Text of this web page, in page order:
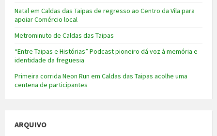
Natal em Caldas das Taipas de regresso ao Centro da Vila para
apoiar Comércio local
Metrominuto de Caldas das Taipas
“Entre Taipas e Histórias” Podcast pioneiro dá voz à memória e
identidade da freguesia
Primeira corrida Neon Run em Caldas das Taipas acolhe uma
centena de participantes
ARQUIVO